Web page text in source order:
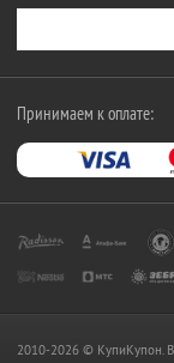
Принимаем к оплате:
2010-2026 © КупиКупон.